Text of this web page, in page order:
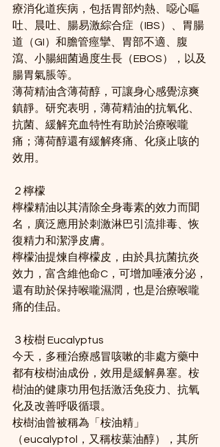
療消化道疾病，包括胃部灼熱、噁心嘔
吐、晨吐、腸易激綜合症（IBS）、胃腸
道（GI）和膽管痙攣、胃部不適、腹
瀉、小腸細菌過度生長（EBOS），以及
腸胃氣脹等。
薄荷精油含薄荷醇，可讓身心感覺涼爽
鎮靜。研究表明，薄荷精油的抗氧化、
抗菌、緩解充血特性有助於治療喉嚨
痛；薄荷醇還有緩解疼痛、化痰止咳的
效用。
２檸檬
檸檬精油以其清除全身毒素的效力而聞
名，廣泛應用於刺激淋巴引流排毒、恢
復精力和潔淨皮膚。
檸檬油提煉自檸檬皮，由於具抗菌抗炎
效力，富含維他命C，可增加唾液分泌，
還有助於保持喉嚨濕潤，也是治療喉嚨
痛的佳品。
３桉樹 Eucalyptus
今天，多種治療感冒咳嗽的非處方藥中
都有桉樹油成份，效用是緩解鼻塞。桉
樹油的健康功用包括激活免疫力、抗氧
化及改善呼吸循環。
桉樹油曾被稱為「桉油精」
（eucalyptol，又稱桉葉油醇），其所